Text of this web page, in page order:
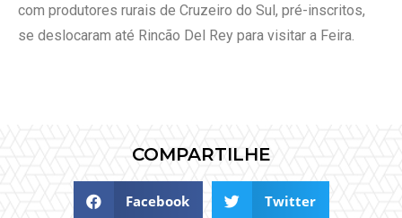
com produtores rurais de Cruzeiro do Sul, pré-inscritos,
se deslocaram até Rincão Del Rey para visitar a Feira.
COMPARTILHE
Facebook Twitter